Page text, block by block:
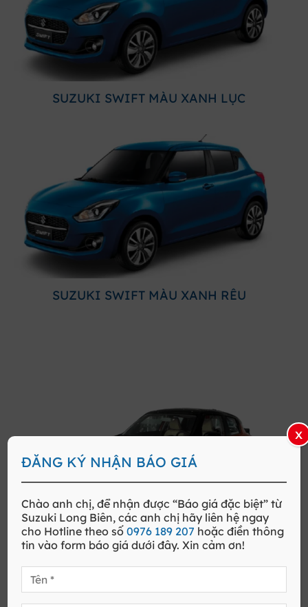
SUZUKI SWIFT MÀU XANH LỤC
SUZUKI SWIFT MÀU XANH RÊU
SUZUKI SWIFT MÀU CAM NÓC ĐEN
ĐĂNG KÝ NHẬN BÁO GIÁ
Chào anh chị, để nhận được“Báo giá đặc biệt” từ
Suzuki Long Biên, các anh chị hãy liên hệ ngay
cho Hotline theo số0976 189 207 hoặc điền thông
tin vào form báo giá dưới đây. Xin cảm ơn!
x